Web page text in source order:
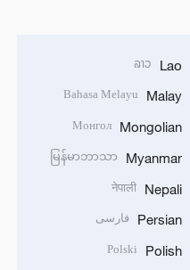
Lao
ລາວ
Malay
Bahasa Melayu
Mongolian
Монгол
Myanmar
မြန်မာဘာသာ
Nepali
नेपाली
Persian فارسی
Polish
Polski